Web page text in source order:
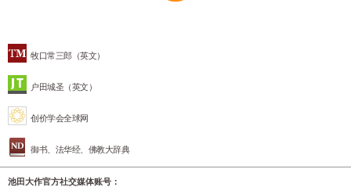
牧口常三郎（英文）
户田城圣（英文）
创价学会全球网
御书、法华经、佛教大辞典
池田大作官方社交媒体账号：